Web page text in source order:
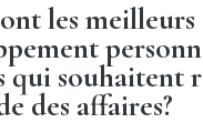
les meilleurs
qui souhaitent
des affaires?